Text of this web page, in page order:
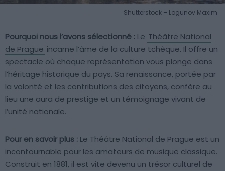
Shutterstock – Logunov Maxim
Pourquoi nous l’avons sélectionné : Le Théâtre National
de Prague incarne l’âme de la culture tchèque. Il offre un
spectacle où chaque représentation vous plonge dans
l’héritage historique du pays. Sa renaissance, portée par
la volonté et les contributions des citoyens, confère au
lieu une aura de prestige et un témoignage vivant de
l’unité nationale.
Pour en savoir plus : Le Théâtre National de Prague est un
incontournable pour les amateurs de musique classique.
Construit en 1881, il est vite devenu un trésor culturel de